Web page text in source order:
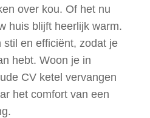
over kou. Of het nu
huis blijft heerlijk warm.
stil en efficiënt, zodat je
hebt. Woon je in
CV ketel vervangen
het comfort van een